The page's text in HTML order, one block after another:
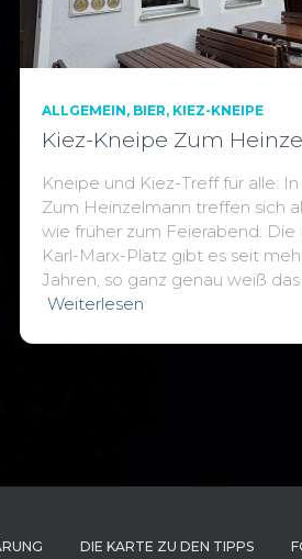
ALLGEMEIN BIER KIEZ-KNEIPE
Kiez-Kneipe Zum
Kneipe und Kiez-Treff für alle:
Zum Heinzelmann treffen sich
wie früher zum Feierabend. Die
Karl-Marx-Platz gibt es seit
Jahren, so ganz genau weiß das
Weiterlesen
DIE KARTE ZU DEN TIPPS